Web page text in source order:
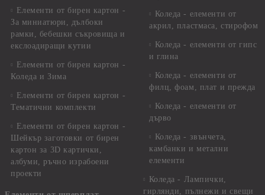
Елементи от бирен картон -
За миниатюри, дълбоки
рамки, бебешки съкровища и
екслоадиращи кутии
Елементи от бирен картон -
Коледа и Зима
Елементи от бирен картон -
Тематични комплекти
Елементи от бирен картон -
Шейкър заготовки от бирен
картон за 3D картички,
албуми, ръчно израбоени
проекти
Коледа - елементи от
акрил, пластмаса, стирофом
Коледа - елементи от гипс
и глина
Коледа - елементи от
филц, фоам, плат и прежда
Коледа - елементи от
дърво
Коледа - звънчета,
камбанки и метални
елементи
Коледа - Лампички,
гирлянди, пълнежи и свещи